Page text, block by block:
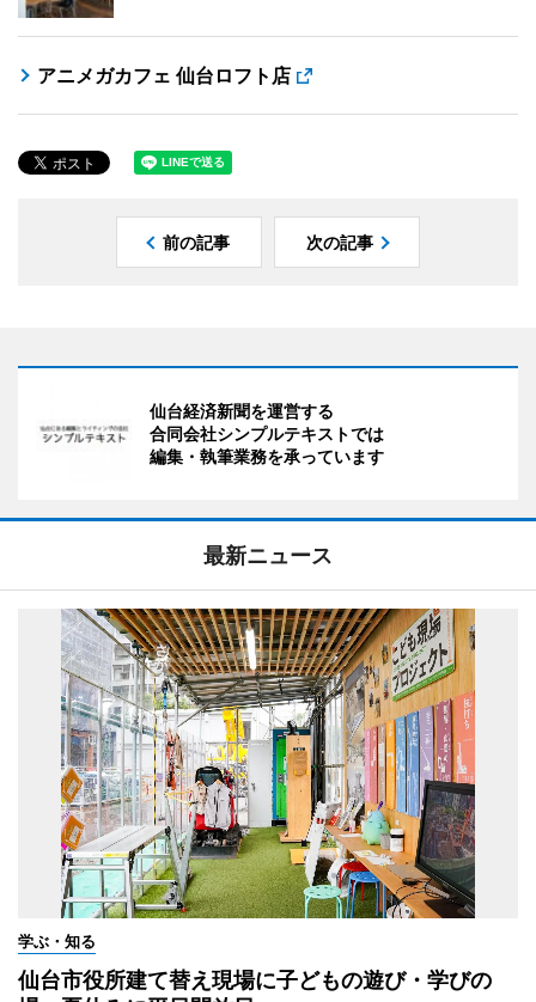
アニメガカフェ 仙台ロフト店
前の記事 次の記事
仙台経済新聞を運営する
合同会社シンプルテキストでは
編集・執筆業務を承っています
最新ニュース
学ぶ・知る
仙台市役所建て替え現場に子どもの遊び・学びの